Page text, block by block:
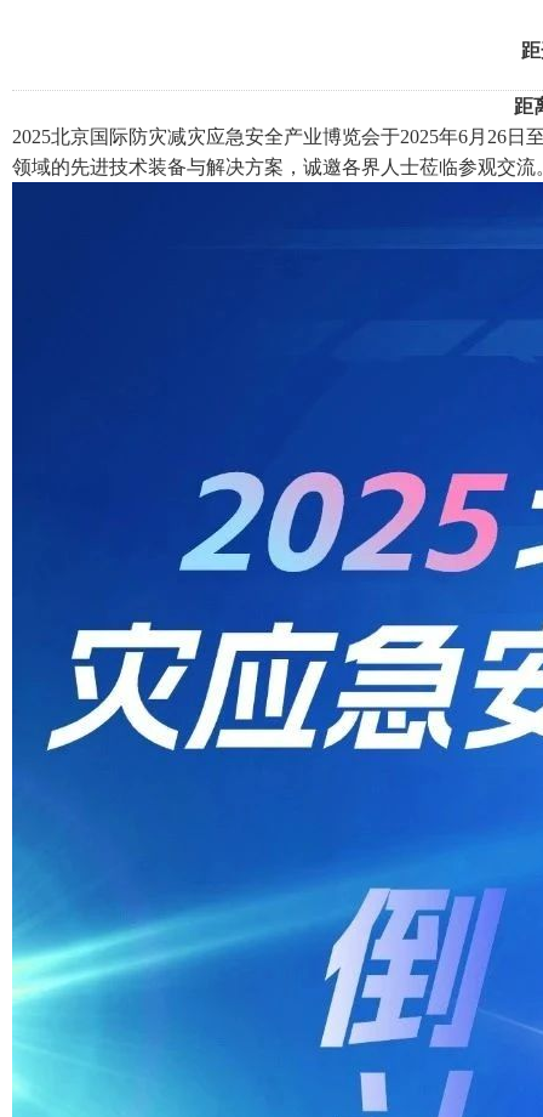
距
2025北京国际防灾减灾应急安全产业博览会于2025年6月26
领域的先进技术装备与解决方案，诚邀各界人士莅临参观交流